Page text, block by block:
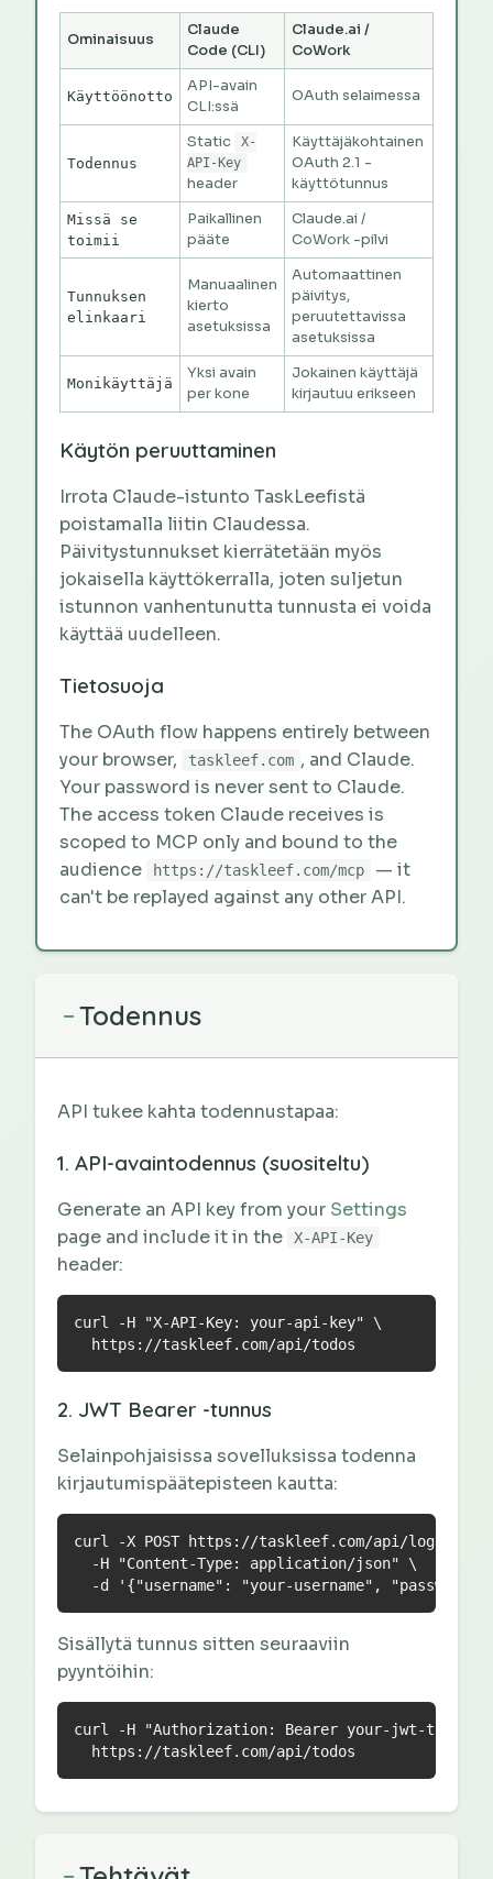
Ominaisuus
Claude
Code (CLI)
Claude.ai /
CoWork
Käyttöönotto
API-avain
CLI:ssä
OAuth selaimessa
Todennus
Static
X-
API-Key
header
Käyttäjäkohtainen
OAuth 2.1 -
käyttötunnus
Missä se
toimii
Paikallinen
pääte
Claude.ai /
CoWork -pilvi
Tunnuksen
elinkaari
Manuaalinen
kierto
asetuksissa
Automaattinen
päivitys,
peruutettavissa
asetuksissa
Monikäyttäjä
Yksi avain
per kone
Jokainen käyttäjä
kirjautuu erikseen
Käytön peruuttaminen
Irrota Claude-istunto TaskLeefistä
poistamalla liitin Claudessa.
Päivitystunnukset kierrätetään myös
jokaisella käyttökerralla, joten suljetun
istunnon vanhentunutta tunnusta ei voida
käyttää uudelleen.
Tietosuoja
The OAuth flow happens entirely between
your browser,
taskleef.com , and Claude.
Your password is never sent to Claude.
The access token Claude receives is
scoped to MCP only and bound to the
audience
https://taskleef.com/mcp
— it
can't be replayed against any other API.
− Todennus
API tukee kahta todennustapaa:
1. API-avaintodennus (suositeltu)
Generate an API key from your Settings
page and include it in the
X-API-Key
header:
curl -H "X-API-Key: your-api-key" \
  https://taskleef.com/api/todos
2. JWT Bearer -tunnus
Selainpohjaisissa sovelluksissa todenna
kirjautumispäätepisteen kautta:
curl -X POST https://taskleef.com/api/login \
  -H "Content-Type: application/json" \
-d '{"username": "your-username",
Sisällytä tunnus sitten seuraaviin
pyyntöihin:
curl -H "Authorization: Bearer your-jwt-token"
  https://taskleef.com/api/todos